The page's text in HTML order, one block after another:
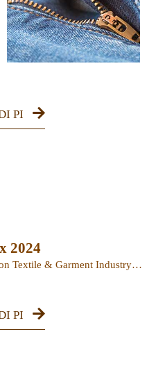
PI
2024
Vietnam Saigon Textile & Garment Industry Expo (including Textile, Garment, Dye and No...
PI